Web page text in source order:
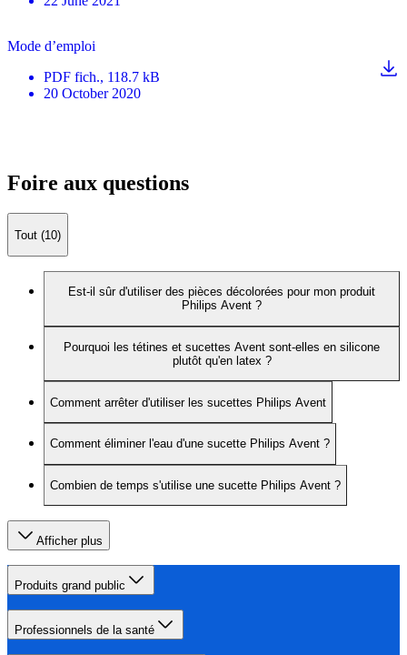
Mode d’emploi
PDF fich., 118.7 kB
20 October 2020
Foire aux questions
Tout (10)
Est-il sûr d'utiliser des pièces décolorées pour mon produit
Philips Avent ?
Pourquoi les tétines et sucettes Avent sont-elles en silicone
plutôt qu'en latex ?
Comment arrêter d'utiliser les sucettes Philips Avent
Comment éliminer l'eau d'une sucette Philips Avent ?
Combien de temps s'utilise une sucette Philips Avent ?
Afficher plus
Produits grand public
Professionnels de la santé